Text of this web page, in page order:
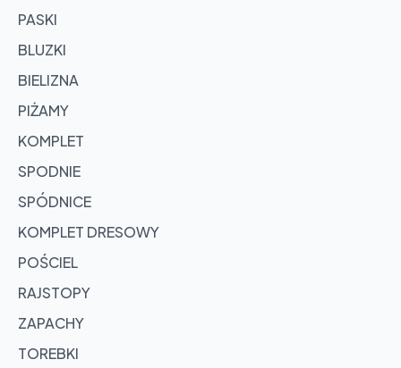
PASKI
BLUZKI
BIELIZNA
PIŻAMY
KOMPLET
SPODNIE
SPÓDNICE
KOMPLET DRESOWY
POŚCIEL
RAJSTOPY
ZAPACHY
TOREBKI